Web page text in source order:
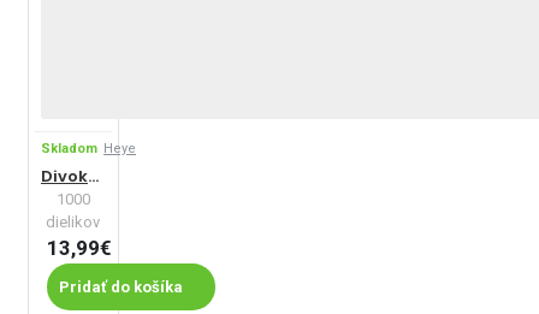
Skladom Heye
Divoký tiger
1000
dielikov
13,99€
Pridať do košíka